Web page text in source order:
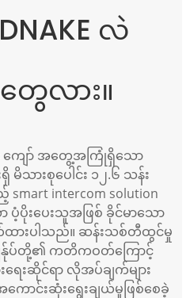
လဲ
လား။
ကျော် အတွေ့အကြုံရှိသော
မိသားစုပေါင်း ၁၂.၆ သန်း
intercom solution
ပိုးပေးသူအဖြစ် ခိုင်မာသော
းပါသည်။ ဆန်းသစ်တီထွင်မှု
န်ုပ်တို့၏ ကတိကဝတ်ကြောင့်
းဆိုင်ရာ လိုအပ်ချက်များ
င်းဆုံးရွေးချယ်မှုဖြစ်စေခဲ့